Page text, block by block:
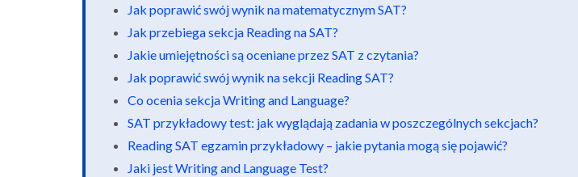
Jak poprawić swój wynik na matematycznym SAT?
Jak przebiega sekcja Reading na SAT?
Jakie umiejętności są oceniane przez SAT z czytania?
Jak poprawić swój wynik na sekcji Reading SAT?
Co ocenia sekcja Writing and Language?
SAT przykładowy test: jak wyglądają zadania w poszczególnych sekcjach?
Reading SAT egzamin przykładowy – jakie pytania mogą się pojawić?
Jaki jest Writing and Language Test?